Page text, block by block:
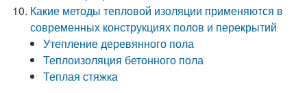
Какие методы тепловой изоляции применяются в
современных конструкциях полов и перекрытий
Утепление деревянного пола
Теплоизоляция бетонного пола
Теплая стяжка